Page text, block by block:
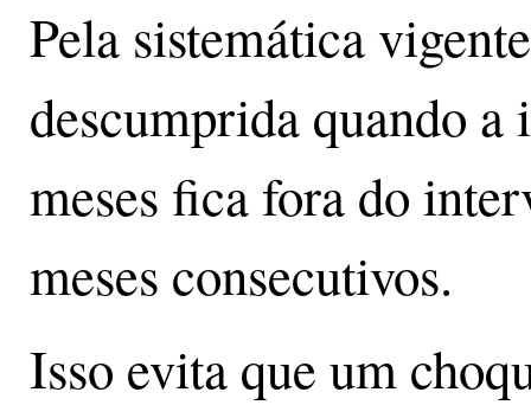
Pela sistemática
descumprida quando
meses fica fora do
meses consecutivos.
Isso evita que um